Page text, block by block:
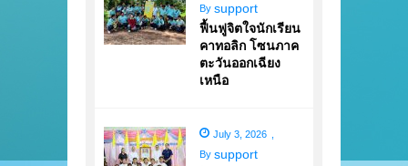
By support
ฟื้นฟูจิตใจนักเรียน
คาทอลิก โซนภาค
ตะวันออกเฉียง
เหนือ
July 3, 2026
By support